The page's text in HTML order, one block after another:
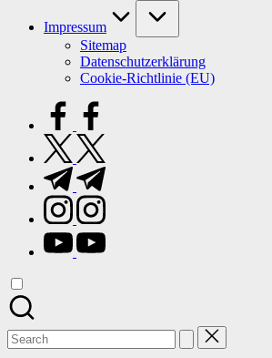
Impressum
Sitemap
Datenschutzerklärung
Cookie-Richtlinie (EU)
facebook.com
twitter.com
t.me
instagram.com
youtube.com
Search
for: